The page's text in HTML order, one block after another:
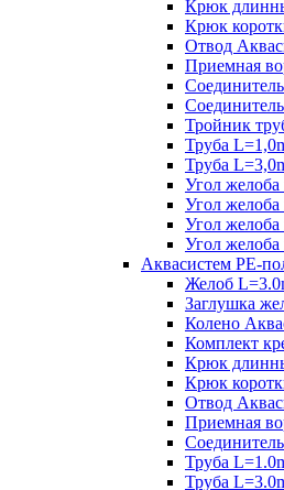
Крюк
Крюк
Отвод
Приемная
Тройник
Труба
Труба
Угол
Угол
Угол
Угол
Аквасистем PE-
Желоб
Заглушка
Колено
Комплект
Крюк
Крюк
Отвод
Приемная
Труба
Труба